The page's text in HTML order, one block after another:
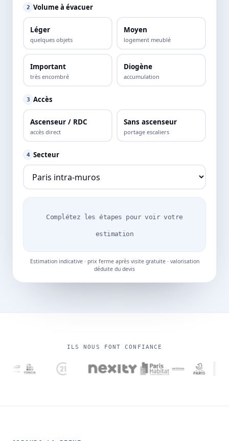
2 Volume à évacuer
Léger
quelques objets
Moyen
logement meublé
Important
très encombré
Diogène
accumulation
3 Accès
Ascenseur / RDC
accès direct
Sans ascenseur
portage escaliers
4 Secteur
Complétez les étapes pour voir votre
estimation
Estimation indicative · prix ferme après visite gratuite · valorisation
déduite du devis
ILS NOUS FONT CONFIANCE